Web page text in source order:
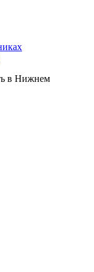
в Нижнем